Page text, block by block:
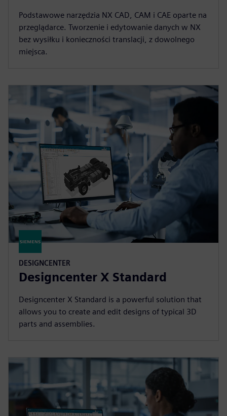
Podstawowe narzędzia NX CAD, CAM i CAE oparte na
przeglądarce. Tworzenie i edytowanie danych w NX
bez wysiłku i konieczności translacji, z dowolnego
miejsca.
DESIGNCENTER
Designcenter X Standard
Designcenter X Standard is a powerful solution that
allows you to create and edit designs of typical 3D
parts and assemblies.